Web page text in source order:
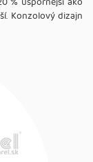
Konzolový dizajn